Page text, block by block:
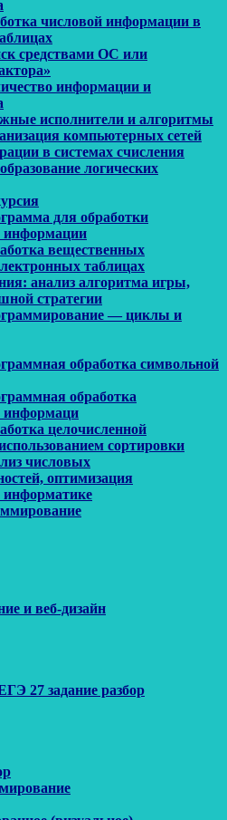
числовой информации в
средствами ОС или
информации и
исполнители и алгоритмы
компьютерных сетей
в системах счисления
логических
для обработки
информации
вещественных
таблицах
анализ алгоритма игры,
стратегии
— циклы и
обработка символьной
обработка
информаци
целочисленной
сортировки
числовых
оптимизация
информатике
и веб-дизайн
27 задание разбор